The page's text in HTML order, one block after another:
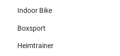
Indoor Bike
Boxsport
Heimtrainer